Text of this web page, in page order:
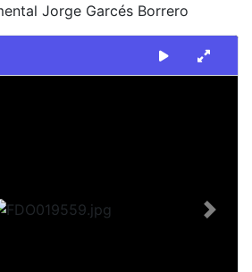
Jorge Garcés Borrero
Next